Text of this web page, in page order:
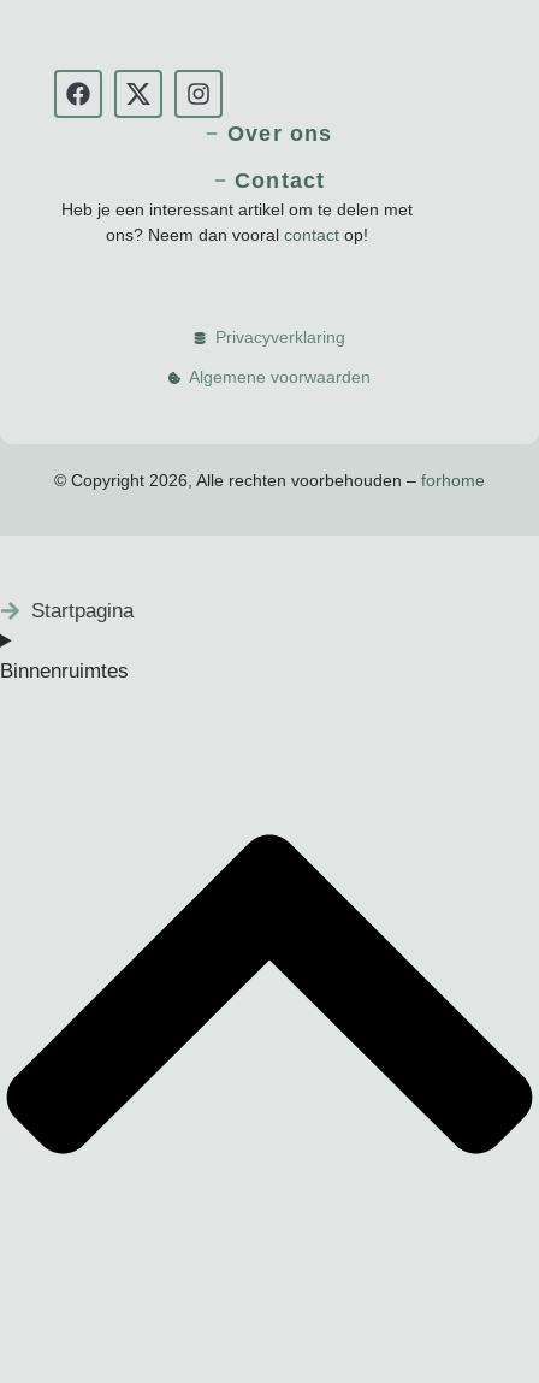
Over ons
Contact
Heb je een interessant artikel om te delen met
ons? Neem dan vooralcontact op!
Privacyverklaring
Algemene voorwaarden
© Copyright 2026, Alle rechten voorbehouden – forhome
Startpagina
Binnenruimtes